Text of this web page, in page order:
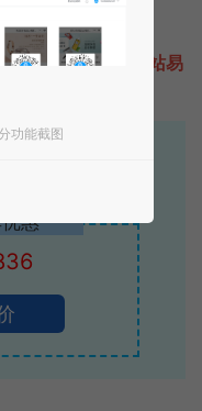
序
难，只需要咨询本站易
报价。
等软件开发
惠
功能截图